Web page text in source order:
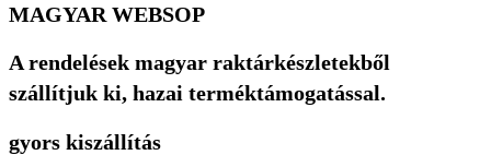
MAGYAR WEBSOP
A rendelések magyar raktárkészletekből
szállítjuk ki, hazai terméktámogatással.
gyors kiszállítás